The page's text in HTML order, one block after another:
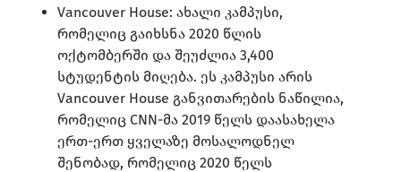
Vancouver House: ახალი კამპუსი,
რომელიც გაიხსნა 2020 წლის
ოქტომბერში და შეუძლია 3,400
სტუდენტის მიღება. ეს კამპუსი არის
Vancouver House განვითარების ნაწილია,
რომელიც CNN-მა 2019 წელს დაასახელა
ერთ-ერთ ყველაზე მოსალოდნელ
შენობად, რომელიც 2020 წელს